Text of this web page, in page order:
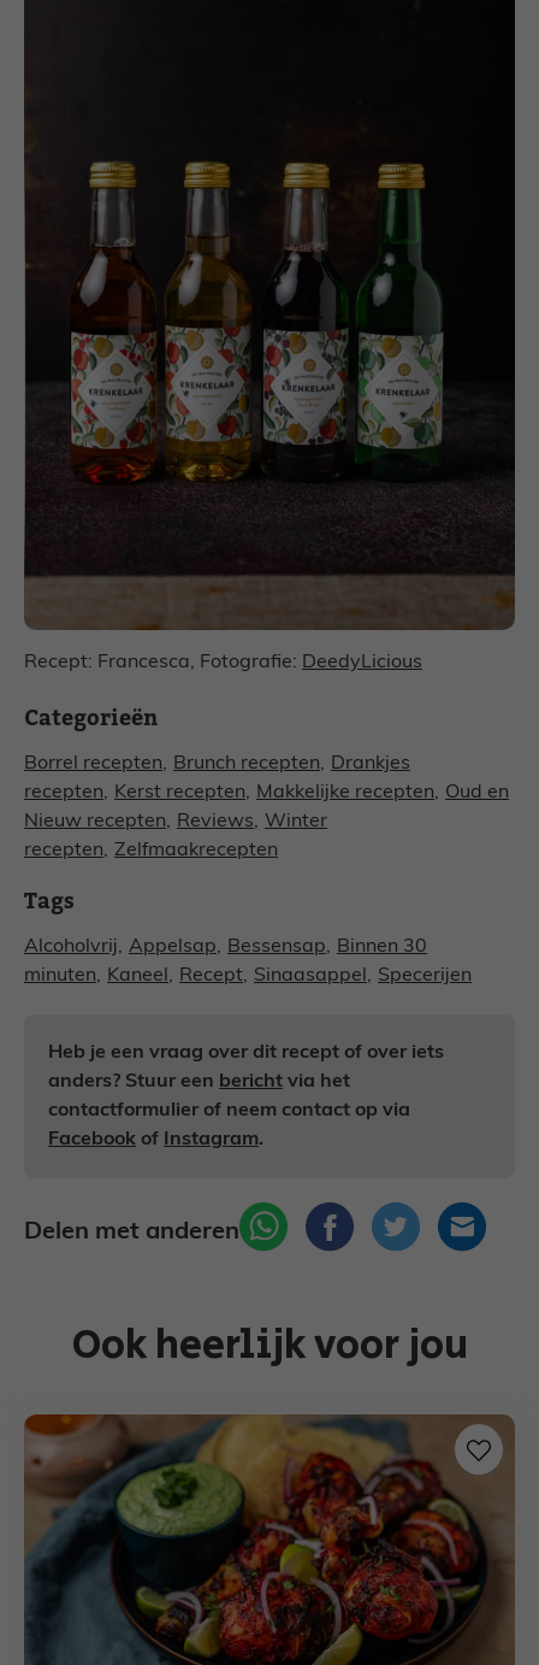
Recept: Francesca, Fotografie: DeedyLicious
Categorieën
Borrel recepten, Brunch recepten, Drankjes
recepten, Kerst recepten, Makkelijke recepten, Oud en
Nieuw recepten, Reviews, Winter
recepten, Zelfmaakrecepten
Tags
Alcoholvrij, Appelsap, Bessensap, Binnen 30
minuten, Kaneel, Recept, Sinaasappel, Specerijen
Heb je een vraag over dit recept of over iets
anders? Stuur een bericht via het
contactformulier of neem contact op via
Facebook of Instagram.
Delen met anderen
Ook heerlijk voor jou